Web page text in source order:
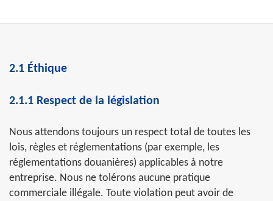
2.1 Éthique
2.1.1 Respect de la législation
Nous attendons toujours un respect total de toutes les
lois, règles et réglementations (par exemple, les
réglementations douanières) applicables à notre
entreprise. Nous ne tolérons aucune pratique
commerciale illégale. Toute violation peut avoir de